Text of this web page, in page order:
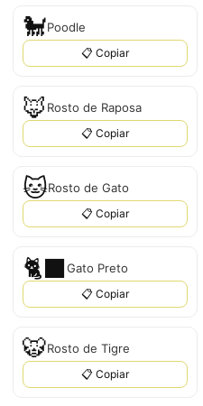
🐩Poodle
📋 Copiar
🦊 Rosto de Raposa
📋 Copiar
🐱Rosto de Gato
📋 Copiar
🐈‍⬛Gato Preto
📋 Copiar
🐯Rosto de Tigre
📋 Copiar